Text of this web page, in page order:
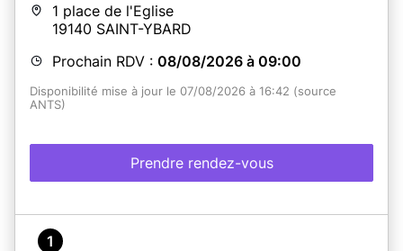
1 place de l'Eglise
19140 SAINT-YBARD
Prochain RDV : 08/08/2026 à 09:00
Disponibilité mise à jour le 07/08/2026 à 16:42 (source
ANTS)
Prendre rendez-vous
1